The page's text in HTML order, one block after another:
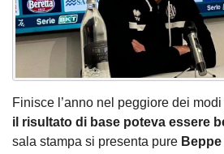
Finisce l’anno nel peggiore dei
il risultato di base poteva essere
sala stampa si presenta pure